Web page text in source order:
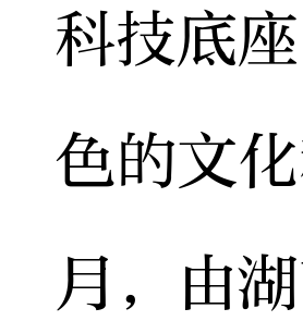
科技底
色的文
月，由